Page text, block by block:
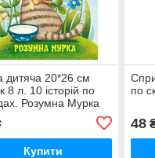
дитяча 20*26 см
8 л. 10 історій по
Розумна Мурка
Купити
по
48